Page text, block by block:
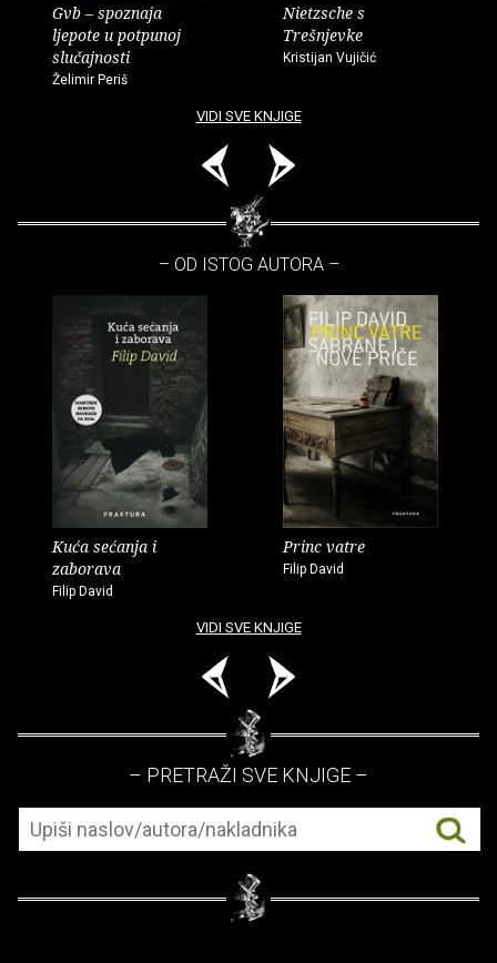
Gvb – spoznaja
ljepote u potpunoj
slučajnosti
Želimir Periš
Nietzsche s
Trešnjevke
Kristijan Vujičić
VIDI SVE KNJIGE
– OD ISTOG AUTORA –
Kuća sećanja i
zaborava
Filip David
Princ vatre
Filip David
VIDI SVE KNJIGE
– PRETRAŽI SVE KNJIGE –